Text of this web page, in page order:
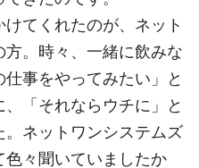
てくれたのが、ネット
。時々、一緒に飲みな
事をやってみたい」と
「それならウチに」と
ネットワンシステムズ
々聞いていましたか